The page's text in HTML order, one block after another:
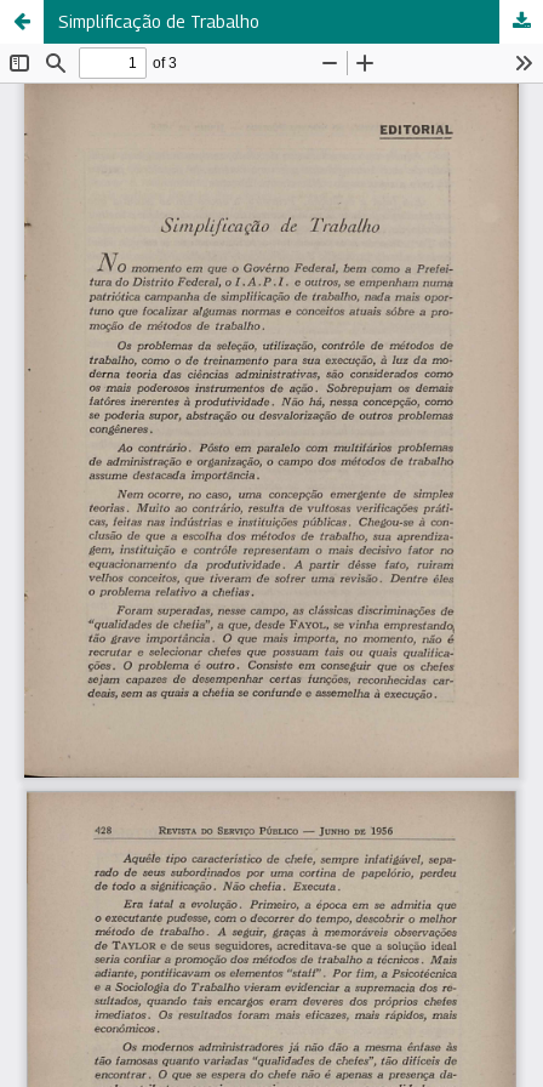
Simplificação de Trabalho